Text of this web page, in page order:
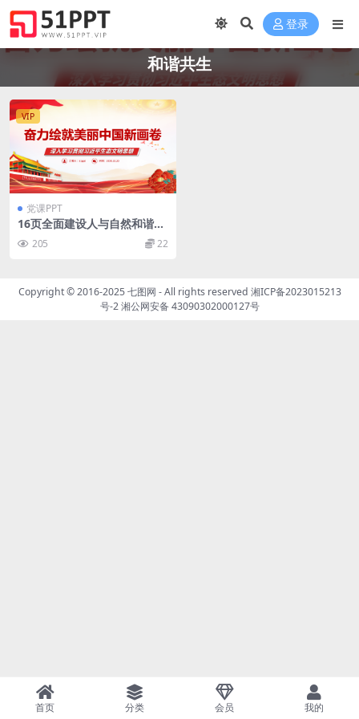
登录
和谐共生
VIP
党课PPT
16页全面建设人与自然和谐共
生的美丽中国课件PPT
205 22
Copyright © 2016-2025七图网 - All rights reserved 湘ICP备2023015213
号-2湘公网安备 43090302000127号
首页 分类 会员 我的